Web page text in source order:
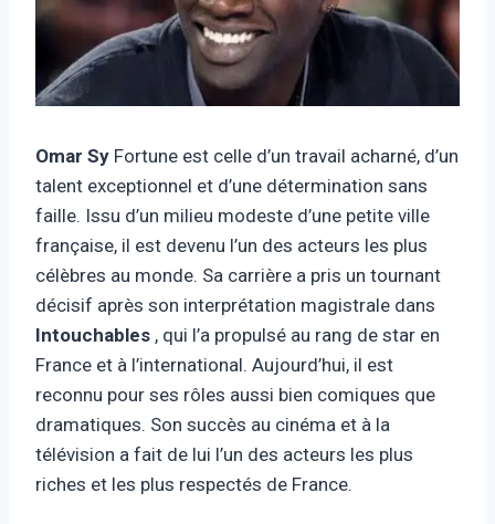
Omar Sy Fortune est celle d’un travail acharné, d’un
talent exceptionnel et d’une détermination sans
faille. Issu d’un milieu modeste d’une petite ville
française, il est devenu l’un des acteurs les plus
célèbres au monde. Sa carrière a pris un tournant
décisif après son interprétation magistrale dans
Intouchables , qui l’a propulsé au rang de star en
France et à l’international. Aujourd’hui, il est
reconnu pour ses rôles aussi bien comiques que
dramatiques. Son succès au cinéma et à la
télévision a fait de lui l’un des acteurs les plus
riches et les plus respectés de France.